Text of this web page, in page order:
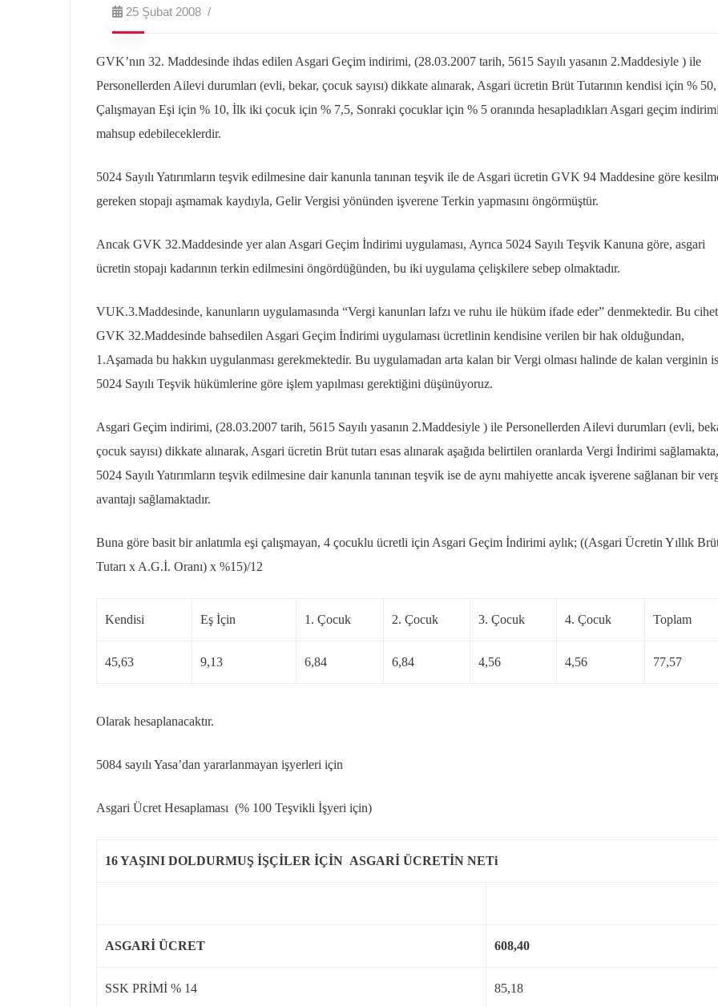
25 Şubat 2008
GVK’nın 32. Maddesinde ihdas edilen Asgari Geçim indirimi, (28.03.2007 tarih, 5615 Sayılı yasanın 2.Maddesiyle ) ile
Personellerden Ailevi durumları (evli, bekar, çocuk sayısı) dikkate alınarak, Asgari ücretin Brüt Tutarının kendisi için % 50,
Çalışmayan Eşi için % 10, İlk iki çocuk için % 7,5, Sonraki çocuklar için % 5 oranında hesapladıkları Asgari geçim
mahsup edebileceklerdir.
5024 Sayılı Yatırımların teşvik edilmesine dair kanunla tanınan teşvik ile de Asgari ücretin GVK 94 Maddesine göre
gereken stopajı aşmamak kaydıyla, Gelir Vergisi yönünden işverene Terkin yapmasını öngörmüştür.
Ancak GVK 32.Maddesinde yer alan Asgari Geçim İndirimi uygulaması, Ayrıca 5024 Sayılı Teşvik Kanuna göre, asgari
ücretin stopajı kadarının terkin edilmesini öngördüğünden, bu iki uygulama çelişkilere sebep olmaktadır.
VUK.3.Maddesinde, kanunların uygulamasında “Vergi kanunları lafzı ve ruhu ile hüküm ifade eder” denmektedir. Bu
GVK 32.Maddesinde bahsedilen Asgari Geçim İndirimi uygulaması ücretlinin kendisine verilen bir hak olduğundan,
1.Aşamada bu hakkın uygulanması gerekmektedir. Bu uygulamadan arta kalan bir Vergi olması halinde de kalan verginin
5024 Sayılı Teşvik hükümlerine göre işlem yapılması gerektiğini düşünüyoruz.
Asgari Geçim indirimi, (28.03.2007 tarih, 5615 Sayılı yasanın 2.Maddesiyle ) ile Personellerden Ailevi durumları (evli,
çocuk sayısı) dikkate alınarak, Asgari ücretin Brüt tutarı esas alınarak aşağıda belirtilen oranlarda Vergi İndirimi sağlamakta,
5024 Sayılı Yatırımların teşvik edilmesine dair kanunla tanınan teşvik ise de aynı mahiyette ancak işverene sağlanan bir
avantajı sağlamaktadır.
Buna göre basit bir anlatımla eşi çalışmayan, 4 çocuklu ücretli için Asgari Geçim İndirimi aylık; ((Asgari Ücretin Yıllık
Tutarı x A.G.İ. Oranı) x %15)/12
Kendisi Eş İçin 1. Çocuk 2. Çocuk 3. Çocuk 4. Çocuk Toplam
45,63 9,13 6,84 6,84 4,56 4,56 77,57
Olarak hesaplanacaktır.
5084 sayılı Yasa’dan yararlanmayan işyerleri için
Asgari Ücret Hesaplaması (% 100 Teşvikli İşyeri için)
16 YAŞINI DOLDURMUŞ İŞÇİLER İÇİN ASGARİ ÜCRETİN NETi
ASGARİ ÜCRET 608,40
SSK PRİMİ % 14 85,18